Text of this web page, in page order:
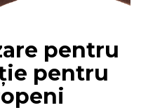
pentru
pentru